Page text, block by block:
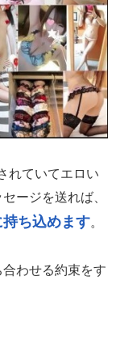
れていてエロい
ージを送れば、
ち込めます。
わせる約束をす